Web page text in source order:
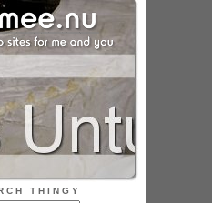
THINGY